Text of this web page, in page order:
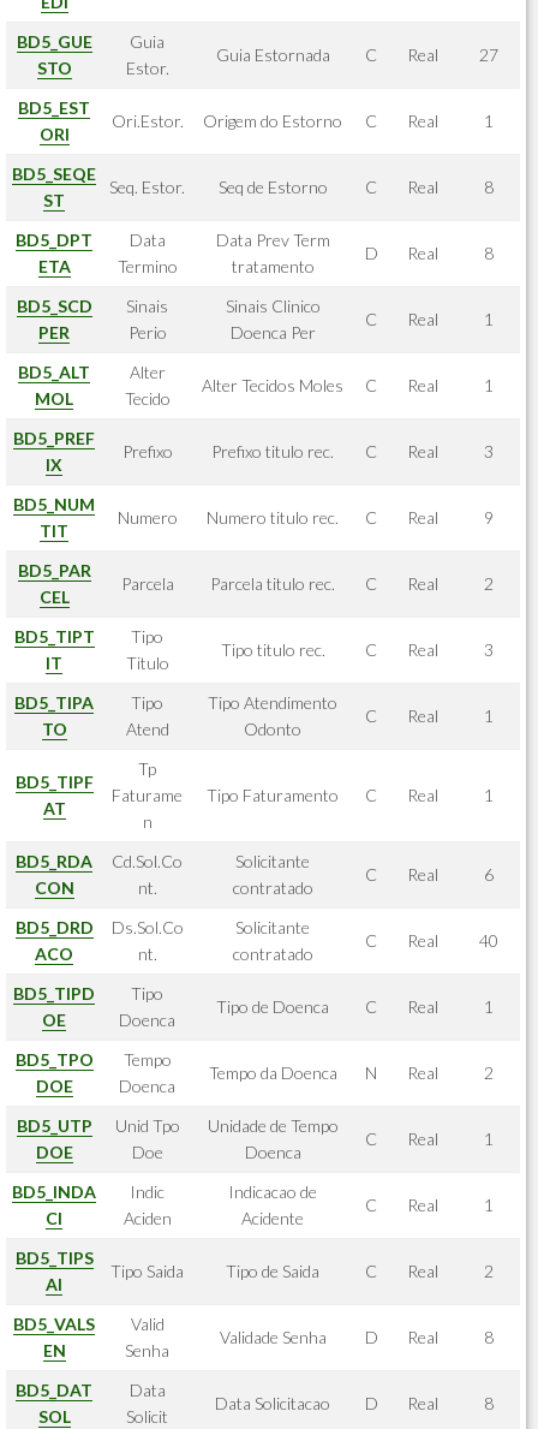
BD5_GUE
STO
Guia
Estor.
Guia Estornada C Real 27
BD5_EST
ORI
Ori.Estor. Origem do Estorno C Real 1
BD5_SEQE
ST
Seq. Estor. Seq de Estorno C Real 8
BD5_DPT
ETA
Data
Termino
Data Prev Term
tratamento
D Real 8
BD5_SCD
PER
Sinais
Perio
Sinais Clinico
Doenca Per
C Real 1
BD5_ALT
MOL
Alter
Tecido
Alter Tecidos Moles C Real 1
BD5_PREF
IX
Prefixo Prefixo titulo rec. C Real 3
BD5_NUM
TIT
Numero Numero titulo rec. C Real 9
BD5_PAR
CEL
Parcela Parcela titulo rec. C Real 2
BD5_TIPT
IT
Tipo
Titulo
Tipo titulo rec. C Real 3
BD5_TIPA
TO
Tipo
Atend
Tipo Atendimento
Odonto
C Real 1
BD5_TIPF
AT
Tp
Faturame
n
Tipo Faturamento C Real 1
BD5_RDA
CON
Cd.Sol.Co
nt.
Solicitante
contratado
C Real 6
BD5_DRD
ACO
Ds.Sol.Co
nt.
Solicitante
contratado
C Real 40
BD5_TIPD
OE
Tipo
Doenca
Tipo de Doenca C Real 1
BD5_TPO
DOE
Tempo
Doenca
Tempo da Doenca N Real 2
BD5_UTP
DOE
Unid Tpo
Doe
Unidade de Tempo
Doenca
C Real 1
BD5_INDA
CI
Indic
Aciden
Indicacao de
Acidente
C Real 1
BD5_TIPS
AI
Tipo Saida Tipo de Saida C Real 2
BD5_VALS
EN
Valid
Senha
Validade Senha D Real 8
BD5_DAT
SOL
Data
Solicit
Data Solicitacao D Real 8